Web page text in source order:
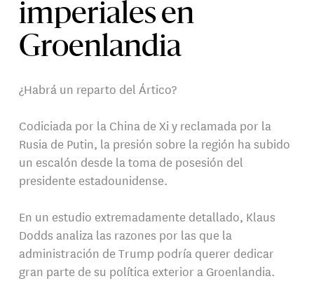
imperiales en
Groenlandia
¿Habrá un reparto del Ártico?
Codiciada por la China de Xi y reclamada por la
Rusia de Putin, la presión sobre la región ha subido
un escalón desde la toma de posesión del
presidente estadounidense.
En un estudio extremadamente detallado, Klaus
Dodds analiza las razones por las que la
administración de Trump podría querer dedicar
gran parte de su política exterior a Groenlandia.